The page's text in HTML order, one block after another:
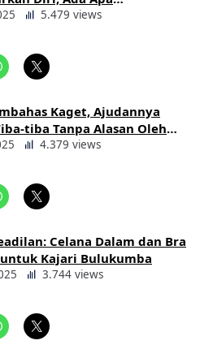
Oloan
5.479 views
Kaget, Ajudannya
tiba Tanpa Alasan Oleh
4.379 views
Celana Dalam dan Bra
untuk Kajari Bulukumba
3.744 views